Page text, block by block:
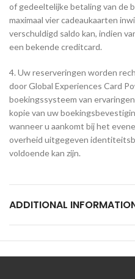
of gedeeltelijke betaling van de
maximaal vier cadeaukaarten
verschuldigd saldo kan, indien
een bekende creditcard.
4. Uw reserveringen worden
door Global Experiences Card
boekingssysteem van
kopie van uw
wanneer u aankomt bij het
overheid uitgegeven
voldoende kan zijn.
ADDITIONAL